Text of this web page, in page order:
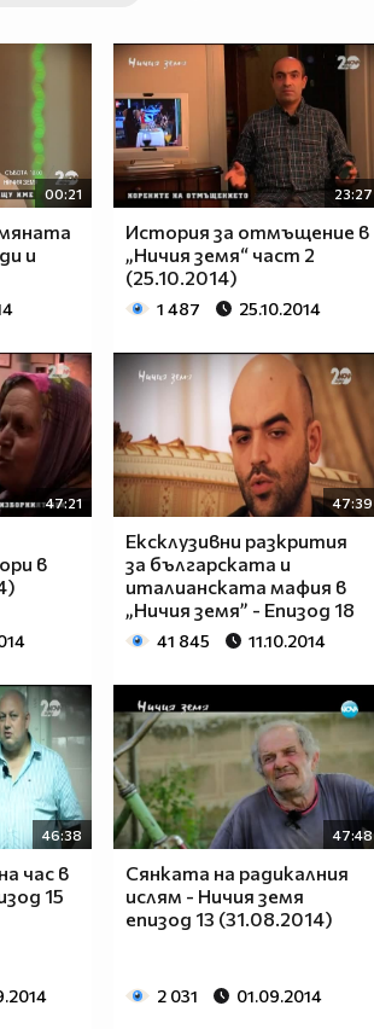
00:21
и
23:27
История за отмъщение в
„Ничия земя“ част 2
(25.10.2014)
1 487 25.10.2014
47:21
в
47:39
Ексклузивни разкрития
за българската и
италианската мафия в
„Ничия земя” - Епизод 18
41 845 11.10.2014
46:38
час в
15
47:48
Сянката на радикалния
ислям - Ничия земя
епизод 13 (31.08.2014)
2 031 01.09.2014